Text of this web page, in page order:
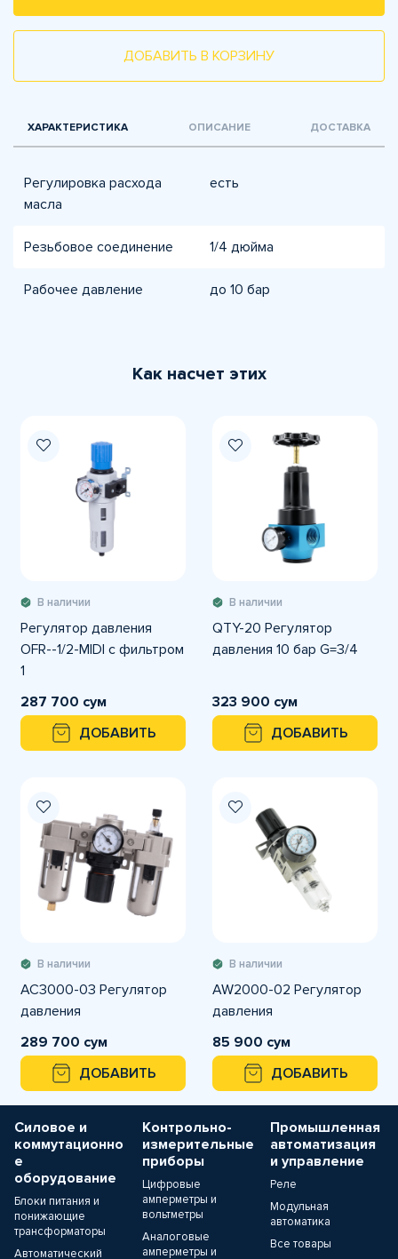
ДОБАВИТЬ В КОРЗИНУ
ХАРАКТЕРИСТИКА ОПИСАНИЕ ДОСТАВКА
Регулировка расхода
масла
есть
Резьбовое соединение 1/4 дюйма
Рабочее давление до 10 бар
Как насчет этих
В наличии
Регулятор давления
OFR--1/2-MIDI с фильтром
1
287 700 сум
ДОБАВИТЬ
В наличии
QTY-20 Регулятор
давления 10 бар G=3/4
323 900 сум
ДОБАВИТЬ
В наличии
AC3000-03 Регулятор
давления
289 700 сум
ДОБАВИТЬ
В наличии
AW2000-02 Регулятор
давления
85 900 сум
ДОБАВИТЬ
Силовое и
коммутационно
е
оборудование
Блоки питания и
понижающие
трансформаторы
Автоматический
Контрольно-
измерительные
приборы
Цифровые
амперметры и
вольтметры
Аналоговые
амперметры и
Промышленная
автоматизация
и управление
Реле
Модульная
автоматика
Все товары